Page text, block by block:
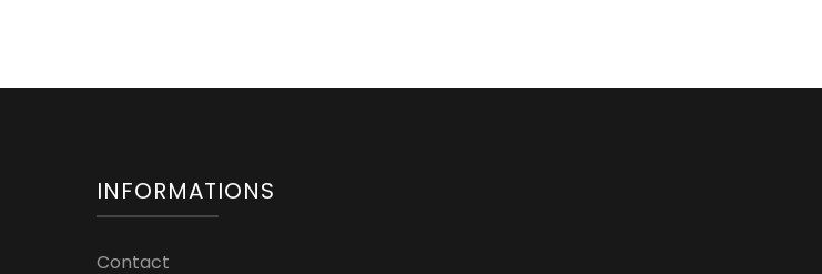
INFORMATIONS
Contact